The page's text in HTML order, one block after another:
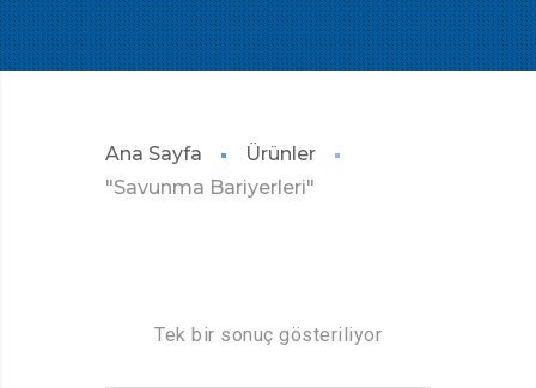
Ana Sayfa
Ürünler
"Savunma Bariyerleri"
Tek bir sonuç gösteriliyor